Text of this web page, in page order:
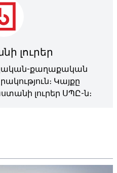
լուրեր
քաղաքական
Կայքը
լուրեր ՍՊԸ-ն։